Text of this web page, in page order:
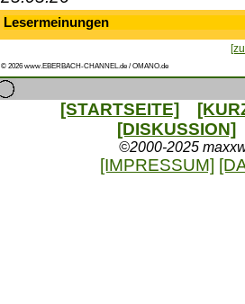
Lesermeinungen
© 2026 www.EBERBACH-CHANNEL.de / OMANO.de
[STARTSEITE]
[DISKUSSION]
©2000-2025
[IMPRESSUM]